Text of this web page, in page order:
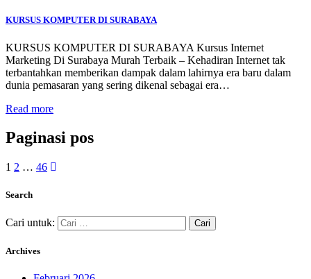
KURSUS KOMPUTER DI SURABAYA
KURSUS KOMPUTER DI SURABAYA Kursus Internet
Marketing Di Surabaya Murah Terbaik – Kehadiran Internet tak
terbantahkan memberikan dampak dalam lahirnya era baru dalam
dunia pemasaran yang sering dikenal sebagai era…
Read more
Paginasi pos
1 2 … 46
Search
Cari untuk:
Archives